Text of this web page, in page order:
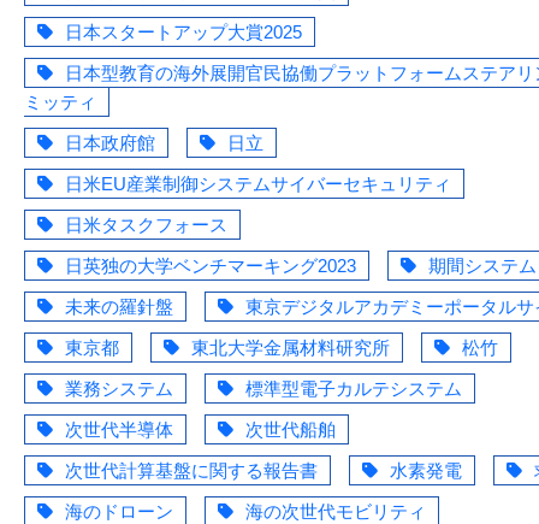
日本スタートアップ大賞2025
日本型教育の海外展開官民協働プラットフォームステアリ
ミッティ
日本政府館
日立
日米EU産業制御システムサイバーセキュリティ
日米タスクフォース
日英独の大学ベンチマーキング2023
期間システム
未来の羅針盤
東京デジタルアカデミーポータルサ
東京都
東北大学金属材料研究所
松竹
業務システム
標準型電子カルテシステム
次世代半導体
次世代船舶
次世代計算基盤に関する報告書
水素発電
海のドローン
海の次世代モビリティ